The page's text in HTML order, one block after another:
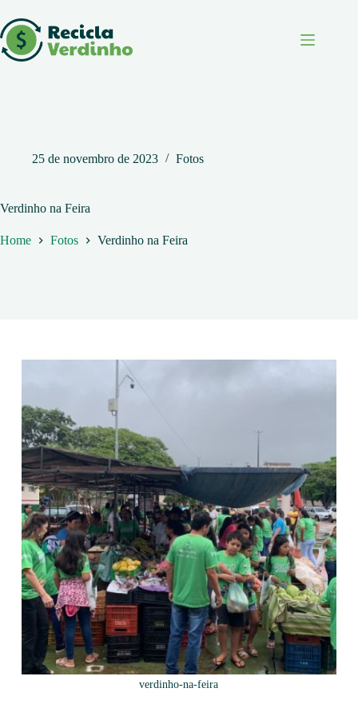
para
o
conteúdo
25 de novembro de 2023 Fotos
Verdinho na Feira
Home Fotos Verdinho na Feira
verdinho-na-feira